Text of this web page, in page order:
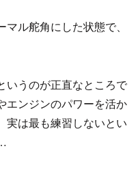
ル舵角にした状態で、
いうのが正直なところで
エンジンのパワーを活か
実は最も練習しないとい